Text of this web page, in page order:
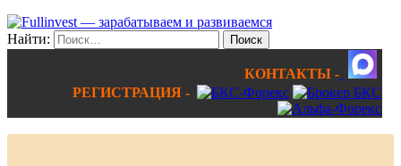
Найти:
КОНТАКТЫ -
РЕГИСТРАЦИЯ -